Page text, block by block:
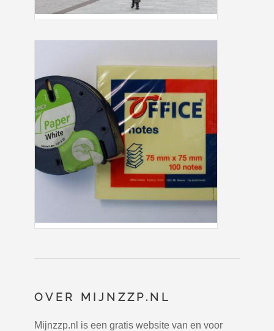
OVER MIJNZZP.NL
Mijnzzp.nl is een gratis website van en voor